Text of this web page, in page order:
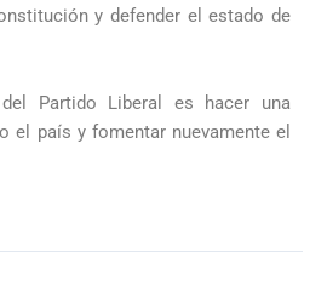
y defender el estado de
Partido Liberal es hacer una
el país y fomentar nuevamente el